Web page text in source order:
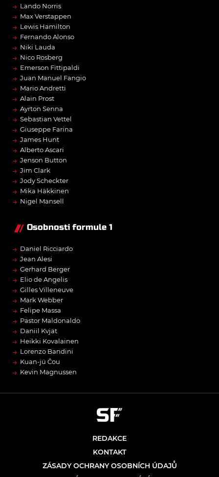
→ Lando Norris
→ Max Verstappen
→ Lewis Hamilton
→ Fernando Alonso
→ Niki Lauda
→ Nico Rosberg
→ Emerson Fittipaldi
→ Juan Manuel Fangio
→ Mario Andretti
→ Alain Prost
→ Ayrton Senna
→ Sebastian Vettel
→ Giuseppe Farina
→ James Hunt
→ Alberto Ascari
→ Jenson Button
→ Jim Clark
→ Jody Scheckter
→ Mika Häkkinen
→ Nigel Mansell
Osobnosti formule 1
→ Daniel Ricciardo
→ Jean Alesi
→ Gerhard Berger
→ Elio de Angelis
→ Gilles Villeneuve
→ Mark Webber
→ Felipe Massa
→ Pastor Maldonaldo
→ Daniil Kvjat
→ Heikki Kovalainen
→ Lorenzo Bandini
→ Kuan-jü Čou
→ Kevin Magnussen
REDAKCE
KONTAKT
ZÁSADY OCHRANY OSOBNÍCH ÚDAJŮ